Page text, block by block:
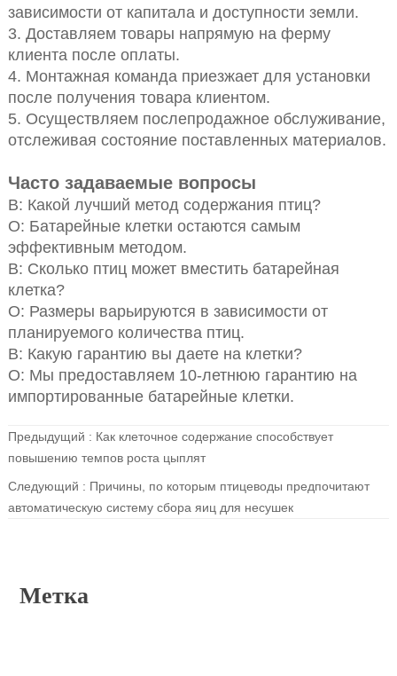
зависимости от капитала и доступности земли.
3. Доставляем товары напрямую на ферму
клиента после оплаты.
4. Монтажная команда приезжает для установки
после получения товара клиентом.
5. Осуществляем послепродажное обслуживание,
отслеживая состояние поставленных материалов.
Часто задаваемые вопросы
В: Какой лучший метод содержания птиц?
О: Батарейные клетки остаются самым
эффективным методом.
В: Сколько птиц может вместить батарейная
клетка?
О: Размеры варьируются в зависимости от
планируемого количества птиц.
В: Какую гарантию вы даете на клетки?
О: Мы предоставляем 10-летнюю гарантию на
импортированные батарейные клетки.
Предыдущий : Как клеточное содержание способствует
повышению темпов роста цыплят
Следующий : Причины, по которым птицеводы предпочитают
автоматическую систему сбора яиц для несушек
Метка